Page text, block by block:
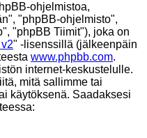
ohjelmistoa,
"phpBB-ohjelmisto",
"phpBB Tiimit"), joka on
" -lisenssillä (jälkeenpäin
www.phpbb.com.
internet-keskustelulle.
mitä sallimme tai
käytöksenä. Saadaksesi